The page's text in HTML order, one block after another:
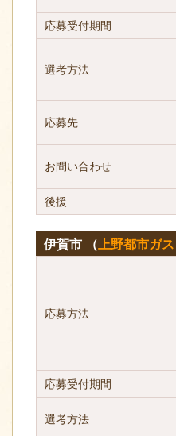
応募受付期間
選考方法
応募先
お問い合わせ
後援
伊賀市 （ 上野都市ガス
応募方法
応募受付期間
選考方法